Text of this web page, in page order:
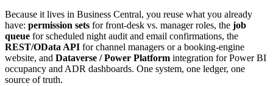
Because it lives in Business Central, you reuse what you already
have: permission sets for front-desk vs. manager roles, the job
queue for scheduled night audit and email confirmations, the
REST/OData API for channel managers or a booking-engine
website, and Dataverse / Power Platform integration for Power BI
occupancy and ADR dashboards. One system, one ledger, one
source of truth.